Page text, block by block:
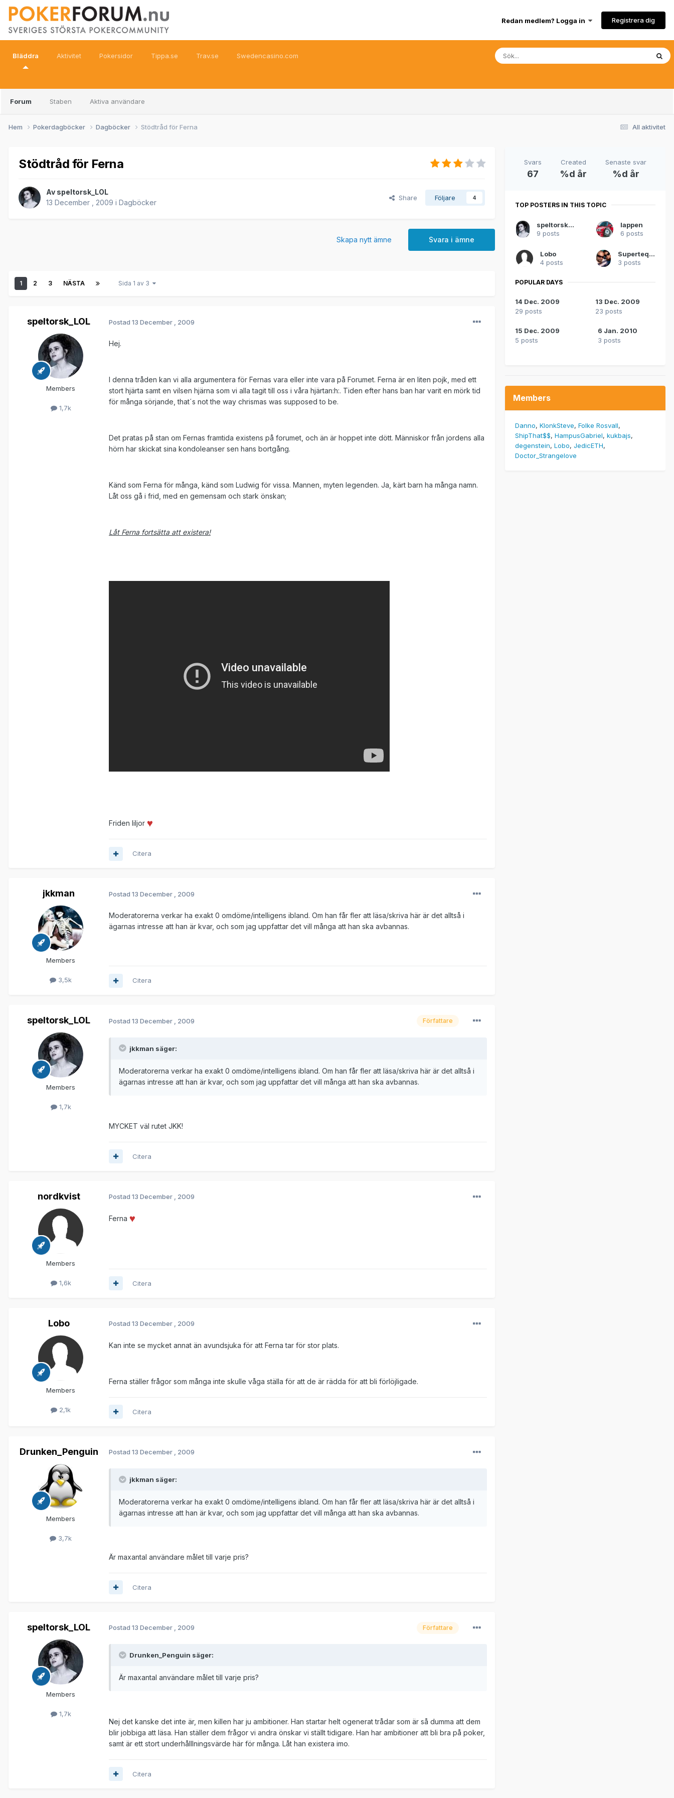
Redan medlem? Logga in Registrera dig
Bläddra
Forum Staben Aktiva användare
Aktivitet Pokersidor Tippa.se Trav.se Swedencasino.com
All aktivitet
Hem Pokerdagböcker Dagböcker Stödtråd för Ferna
Stödtråd för Ferna
Av speltorsk_LOL
13 December , 2009 i Dagböcker
Share Följare 4
Svara i ämne
Skapa nytt ämne
1 2 3 NÄSTA Sida 1 av 3
speltorsk_LOL
Members
1,7k
Postad 13 December , 2009
Hej.
I denna tråden kan vi alla argumentera för Fernas vara eller inte vara på Forumet. Ferna är en liten pojk, med ett
stort hjärta samt en vilsen hjärna som vi alla tagit till oss i våra hjärtan:h:. Tiden efter hans ban har varit en mörk tid
för många sörjande, that´s not the way chrismas was supposed to be.
Det pratas på stan om Fernas framtida existens på forumet, och än är hoppet inte dött. Människor från jordens alla
hörn har skickat sina kondoleanser sen hans bortgång.
Känd som Ferna för många, känd som Ludwig för vissa. Mannen, myten legenden. Ja, kärt barn ha många namn.
Låt oss gå i frid, med en gemensam och stark önskan;
Låt Ferna fortsätta att existera!
Friden liljor
Citera
jkkman
Members
3,5k
Postad 13 December , 2009
Moderatorerna verkar ha exakt 0 omdöme/intelligens ibland. Om han får fler att läsa/skriva här är det alltså i
ägarnas intresse att han är kvar, och som jag uppfattar det vill många att han ska avbannas.
Citera
speltorsk_LOL
Members
1,7k
Författare
Postad 13 December , 2009
jkkman säger:
Moderatorerna verkar ha exakt 0 omdöme/intelligens ibland. Om han får fler att läsa/skriva här är det alltså i
ägarnas intresse att han är kvar, och som jag uppfattar det vill många att han ska avbannas.
MYCKET väl rutet JKK!
Citera
nordkvist
Members
1,6k
Postad 13 December , 2009
Ferna
Citera
Lobo
Members
2,1k
Postad 13 December , 2009
Kan inte se mycket annat än avundsjuka för att Ferna tar för stor plats.
Ferna ställer frågor som många inte skulle våga ställa för att de är rädda för att bli förlöjligade.
Citera
Drunken_Penguin
Members
3,7k
Postad 13 December , 2009
jkkman säger:
Moderatorerna verkar ha exakt 0 omdöme/intelligens ibland. Om han får fler att läsa/skriva här är det alltså i
ägarnas intresse att han är kvar, och som jag uppfattar det vill många att han ska avbannas.
Är maxantal användare målet till varje pris?
Citera
speltorsk_LOL
Members
1,7k
Författare
Postad 13 December , 2009
Drunken_Penguin säger:
Är maxantal användare målet till varje pris?
Nej det kanske det inte är, men killen har ju ambitioner. Han startar helt ogenerat trådar som är så dumma att dem
blir jobbiga att läsa. Han ställer dem frågor vi andra önskar vi ställt tidigare. Han har ambitioner att bli bra på poker,
samt är ett stort underhålllningsvärde här för många. Låt han existera imo.
Citera
Svars
67
Created
%d år
Senaste svar
%d år
TOP POSTERS IN THIS TOPIC
speltorsk_LOL
9 posts
lappen
6 posts
Lobo
4 posts
Supertequila
3 posts
POPULAR DAYS
14 Dec. 2009
29 posts
13 Dec. 2009
23 posts
15 Dec. 2009
5 posts
6 Jan. 2010
3 posts
Members
Danno KlonkSteve Folke Rosvall
ShipThat$$ HampusGabriel kukbajs
degenstein Lobo JedicETH
Doctor_Strangelove